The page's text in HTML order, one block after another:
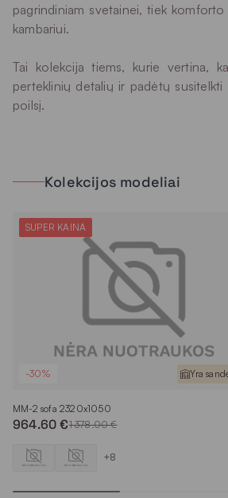
pagrindiniam svetainei, tiek
kambariui.
Tai kolekcija tiems, kurie vertina,
perteklinių detalių ir padėtų
poilsį.
Kolekcijos modeliai
SUPER KAINA
-30% Yra
MM-2 sofa 2320x1050
964.60 €1 378.00 €
+8